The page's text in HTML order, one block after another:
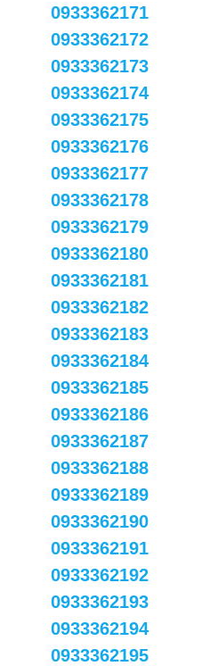
0933362171
0933362172
0933362173
0933362174
0933362175
0933362176
0933362177
0933362178
0933362179
0933362180
0933362181
0933362182
0933362183
0933362184
0933362185
0933362186
0933362187
0933362188
0933362189
0933362190
0933362191
0933362192
0933362193
0933362194
0933362195